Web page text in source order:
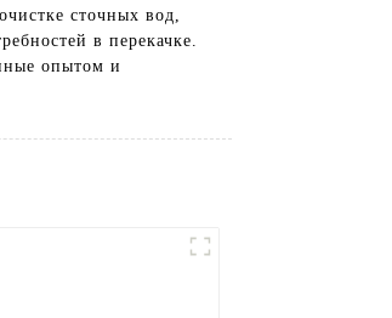
сточных вод,
в перекачке.
опытом и